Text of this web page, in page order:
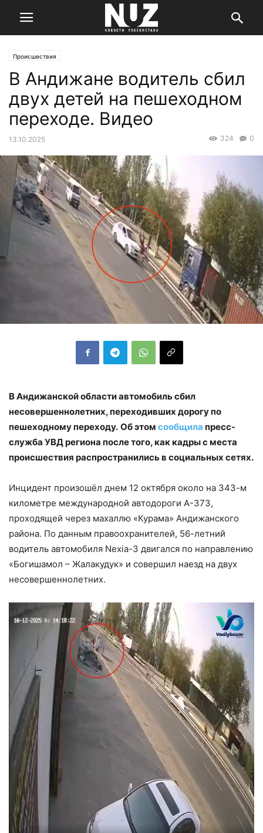
Происшествия
В Андижане водитель сбил
двух детей на пешеходном
переходе. Видео
13.10.2025 0
324
В Андижанской области автомобиль сбил
несовершеннолетних, переходивших дорогу по
пешеходному переходу. Об этом сообщила пресс-
служба УВД региона после того, как кадры с места
происшествия распространились в социальных сетях.
Инцидент произошёл днем 12 октября около на 343-м
километре международной автодороги А-373,
проходящей через махаллю «Курама» Андижанского
района. По данным правоохранителей, 56-летний
водитель автомобиля Nexia-3 двигался по направлению
«Богишамол – Жалакудук» и совершил наезд на двух
несовершеннолетних.